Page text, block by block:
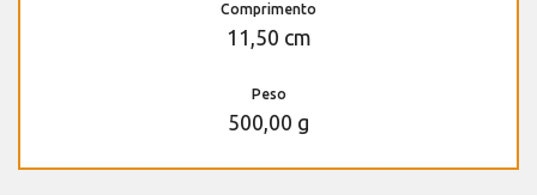
Comprimento
11,50 cm
Peso
500,00 g